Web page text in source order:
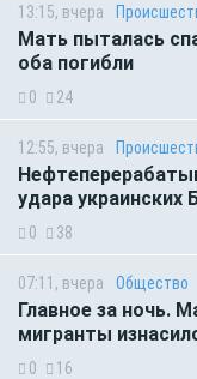
13:15, вчера
Мать пыталась
оба погибли
0 24
12:55, вчера
удара украинских
0 38
07:11, вчера Общество
Главное за ночь.
мигранты
0 16